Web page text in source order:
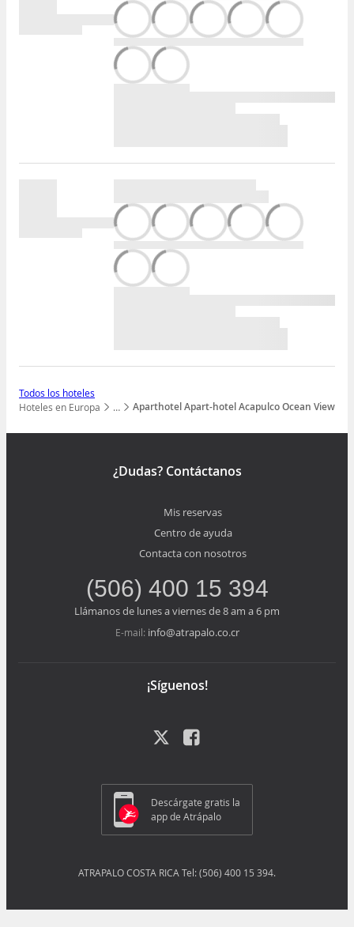
Todos los hoteles
…
Mostrar todos los niveles
Hoteles en Europa Aparthotel Apart-hotel Acapulco Ocean View
¿Dudas? Contáctanos
Mis reservas
Centro de ayuda
Contacta con nosotros
(506) 400 15 394
Llámanos de lunes a viernes de 8 am a 6 pm
E-mail: info@atrapalo.co.cr
¡Síguenos!
Descárgate gratis la
app de Atrápalo
ATRAPALO COSTA RICA Tel: (506) 400 15 394.